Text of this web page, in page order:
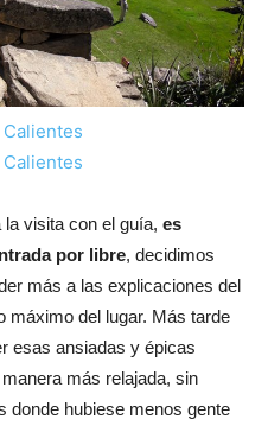
visita con el guía, es
por libre, decidimos
más a las explicaciones del
máximo del lugar. Más tarde
esas ansiadas y épicas
más relajada, sin
donde hubiese menos gente